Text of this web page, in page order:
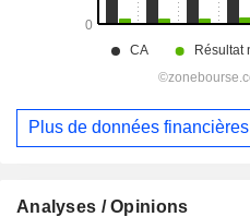
Plus de données financières
Analyses / Opinions